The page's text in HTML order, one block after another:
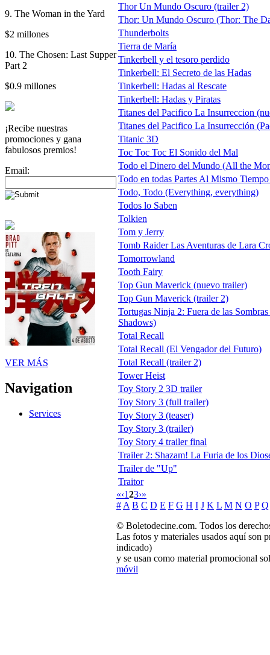
9. The Woman in the Yard
$2 millones
10. The Chosen: Last Supper
Part 2
$0.9 millones
¡Recibe nuestras
promociones y gana
fabulosos premios!
Email:
VER MÁS
Navigation
Services
Thor Un Mundo Oscuro (trailer 2)
Thor: Un Mundo Oscuro (Thor: The
Thunderbolts
Tierra de María
Tinkerbell y el tesoro perdido
Tinkerbell: El Secreto de las Hadas
Tinkerbell: Hadas al Rescate
Tinkerbell: Hadas y Piratas
Titanes del Pacifico La Insurreccion
Titanes del Pacifico La Insurrección
Titanic 3D
Toc Toc Toc El Sonido del Mal
Todo el Dinero del Mundo (All the
Todo en todas Partes Al Mismo
Todo, Todo (Everything, everything)
Todos lo Saben
Tolkien
Tom y Jerry
Tomb Raider Las Aventuras de Lara
Tomorrowland
Tooth Fairy
Top Gun Maverick (nuevo trailer)
Top Gun Maverick (trailer 2)
Tortugas Ninja 2: Fuera de las
Shadows)
Total Recall
Total Recall (El Vengador del Futuro)
Total Recall (trailer 2)
Tower Heist
Toy Story 2 3D trailer
Toy Story 3 (full trailer)
Toy Story 3 (teaser)
Toy Story 3 (trailer)
Toy Story 4 trailer final
Trailer 2: Shazam! La Furia de los
Trailer de "Up"
Traitor
«‹123›»
# A B C D E F G H I J K L M N O P Q
© Boletodecine.com. Todos los
Las fotos y materiales usados aquí son
indicado)
y se usan como material promocional
móvil